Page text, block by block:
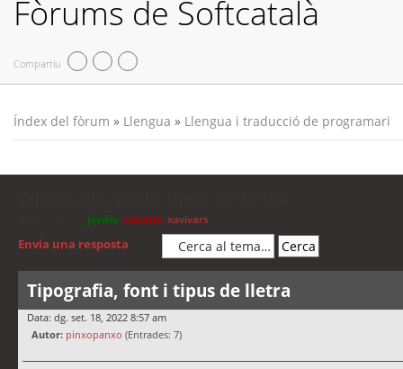
Fòrums de Softcatalà
Compartiu
Índex del fòrum » Llengua » Llengua i traducció de programari
jordis cubells xavivars
Envia una resposta
Tipografia, font i tipus de lletra
Data: dg. set. 18, 2022 8:57 am
Autor: pinxopanxo (Entrades: 7)